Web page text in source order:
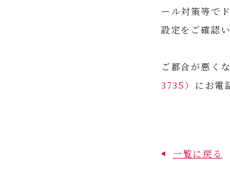
ール対策等で
設定をご確認
ご都合が悪く
3735）
にお電
一覧に戻る